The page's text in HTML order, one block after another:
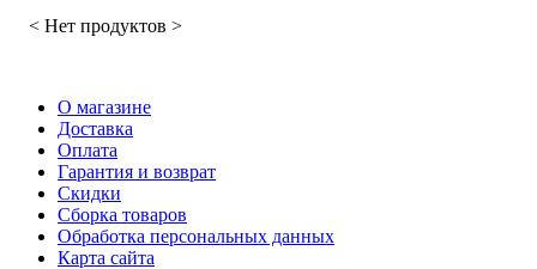
< Нет продуктов >
О магазине
Доставка
Оплата
Гарантия и возврат
Скидки
Сборка товаров
Обработка персональных данных
Карта сайта